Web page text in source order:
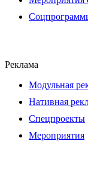
Реклама
Модульная
Нативная
Спецпроекты
Мероприятия